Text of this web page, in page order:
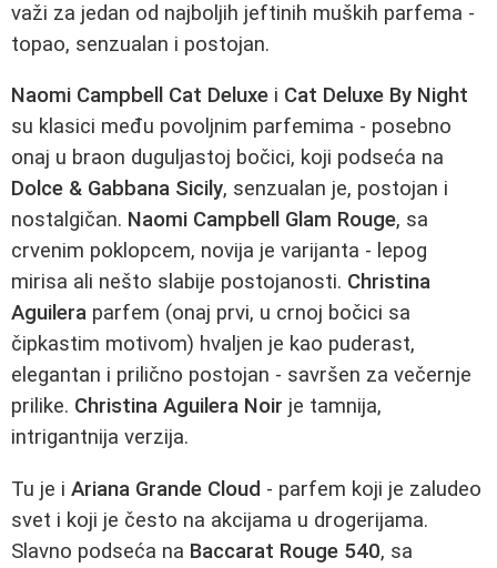
važi za jedan od najboljih jeftinih muških parfema -
topao, senzualan i postojan.
Naomi Campbell Cat Deluxe i Cat Deluxe By Night
su klasici među povoljnim parfemima - posebno
onaj u braon duguljastoj bočici, koji podseća na
Dolce & Gabbana Sicily, senzualan je, postojan i
nostalgičan. Naomi Campbell Glam Rouge, sa
crvenim poklopcem, novija je varijanta - lepog
mirisa ali nešto slabije postojanosti. Christina
Aguilera parfem (onaj prvi, u crnoj bočici sa
čipkastim motivom) hvaljen je kao puderast,
elegantan i prilično postojan - savršen za večernje
prilike. Christina Aguilera Noir je tamnija,
intrigantnija verzija.
Tu je i Ariana Grande Cloud - parfem koji je zaludeo
svet i koji je često na akcijama u drogerijama.
Slavno podseća na Baccarat Rouge 540, sa